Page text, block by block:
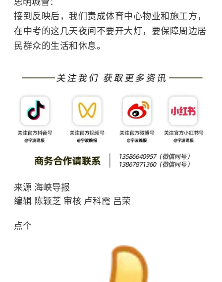
接到反映后，我们责成体育中心物业和施工方，
在中考的这几天夜间不要开大灯，要保障周边居
民群众的生活和休息。
来源 海峡导报
编辑 陈颖芝 审核 卢科霞 吕荣
点个